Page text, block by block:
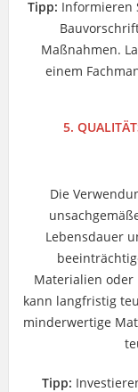
Tipp: Informieren
Maßnahmen.
einem
5.
Die
Lebensdauer
Materialien oder
kann langfristig
minderwertige
Tipp: